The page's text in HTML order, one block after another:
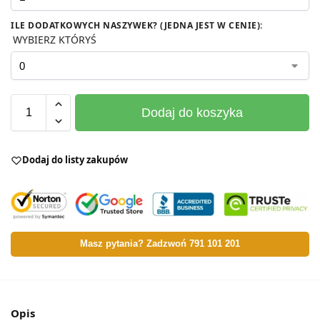
ILE DODATKOWYCH NASZYWEK? (JEDNA JEST W CENIE):
WYBIERZ KTÓRYŚ
Dodaj do koszyka
Dodaj do listy zakupów
Masz pytania? Zadzwoń 791 101 201
Opis